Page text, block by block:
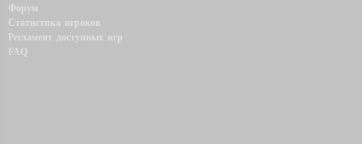
Форум
Статистика игроков
Регламент доступных игр
FAQ